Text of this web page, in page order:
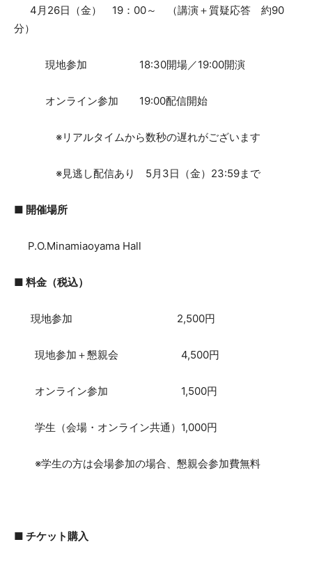
4月26日（金） 19：00～ （講演＋質疑応答 約90
分）
現地参加 18:30開場／19:00開演
オンライン参加 19:00配信開始
※リアルタイムから数秒の遅れがございます
※見逃し配信あり 5月3日（金）23:59まで
■ 開催場所
P.O.Minamiaoyama Hall
■ 料金（税込）
現地参加 2,500円
現地参加＋懇親会 4,500円
オンライン参加 1,500円
学生（会場・オンライン共通）1,000円
※学生の方は会場参加の場合、懇親会参加費無料
■ チケット購入